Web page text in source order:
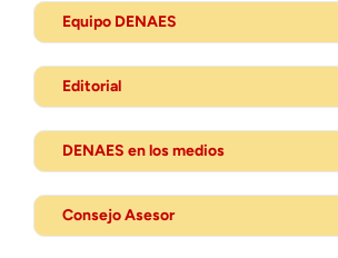
Equipo DENAES
Editorial
DENAES en los medios
Consejo Asesor